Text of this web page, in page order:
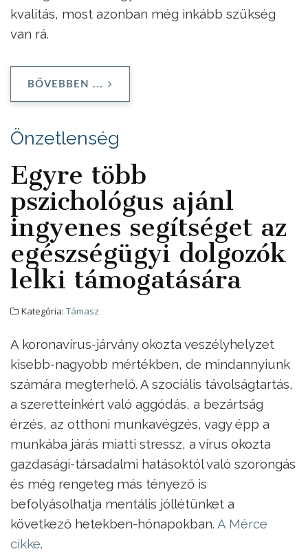
kvalitás, most azonban még inkább szükség
van rá.
BŐVEBBEN ...
Önzetlenség
Egyre több
pszichológus ajánl
ingyenes segítséget az
egészségügyi dolgozók
lelki támogatására
Kategória: Támasz
A koronavírus-járvány okozta veszélyhelyzet
kisebb-nagyobb mértékben, de mindannyiunk
számára megterhelő. A szociális távolságtartás,
a szeretteinkért való aggódás, a bezártság
érzés, az otthoni munkavégzés, vagy épp a
munkába járás miatti stressz, a vírus okozta
gazdasági-társadalmi hatásoktól való szorongás
és még rengeteg más tényező is
befolyásolhatja mentális jóllétünket a
következő hetekben-hónapokban. A Mérce
cikke.